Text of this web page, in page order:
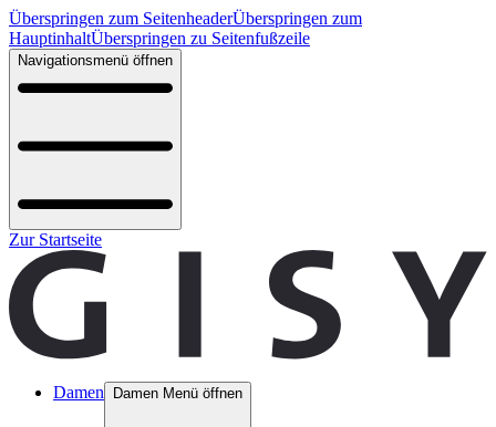
Überspringen zum SeitenheaderÜberspringen zum
HauptinhaltÜberspringen zu Seitenfußzeile
Navigationsmenü öffnen
Zur Startseite
Damen Damen Menü öffnen